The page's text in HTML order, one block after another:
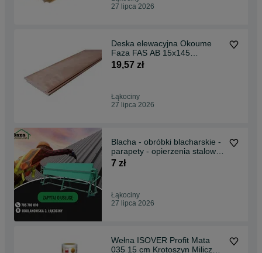
27 lipca 2026
Deska elewacyjna Okoume
Faza FAS AB 15x145
Transport!
19,57 zł
Łąkociny
27 lipca 2026
Blacha - obróbki blacharskie -
parapety - opierzenia stalowe
-cięcie
7 zł
Łąkociny
27 lipca 2026
Wełna ISOVER Profit Mata
035 15 cm Krotoszyn Milicz